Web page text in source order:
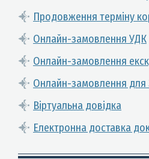
Продовження терміну
Онлайн-замовлення УДК
Онлайн-замовлення
Онлайн-замовлення для
Віртуальна довідка
Електронна доставка